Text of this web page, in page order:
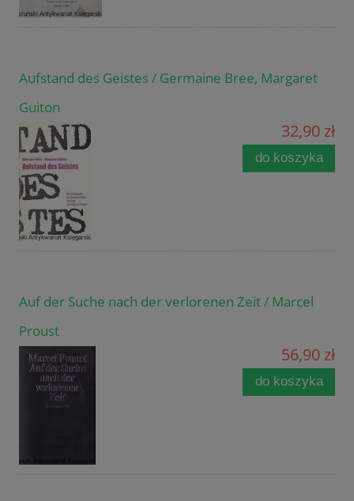
Aufstand des Geistes / Germaine Bree, Margaret
Guiton
32,90 zł
do koszyka
Auf der Suche nach der verlorenen Zeit / Marcel
Proust
56,90 zł
do koszyka